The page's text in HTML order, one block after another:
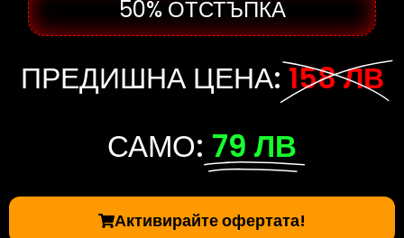
50% ОТСТЪПКА
ПРЕДИШНА ЦЕНА: 158 ЛВ
САМО: 79 ЛВ
Активирайте офертата!